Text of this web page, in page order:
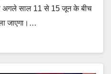
अगले साल 11 से 15 जून के बीच
जाएगा।…